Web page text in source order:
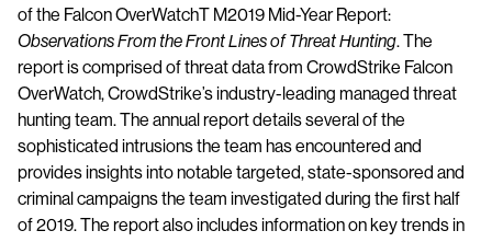
of the Falcon OverWatchT​ M2019 Mid-Year Report: ​
Observations From the Front Lines of Threat Hunting​. T​he
report is comprised of threat data from CrowdStrike ​Falcon
OverWatch​, CrowdStrike’s industry-leading managed threat
hunting team. ​The annual report details several of the
sophisticated intrusions the team has encountered and
provides insights into notable targeted, state-sponsored and
criminal campaigns the team investigated during the first half
of 2019. The report also includes information on key trends in